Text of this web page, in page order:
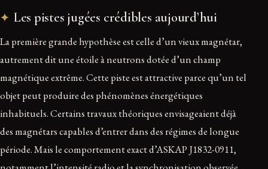
Les pistes jugées crédibles aujourd’hui
La première grande hypothèse est celle d’un vieux magnétar,
autrement dit une étoile à neutrons dotée d’un champ
magnétique extrême. Cette piste est attractive parce qu’un tel
objet peut produire des phénomènes énergétiques
inhabituels. Certains travaux théoriques envisageaient déjà
des magnétars capables d’entrer dans des régimes de longue
période. Mais le comportement exact d’ASKAP J1832-0911,